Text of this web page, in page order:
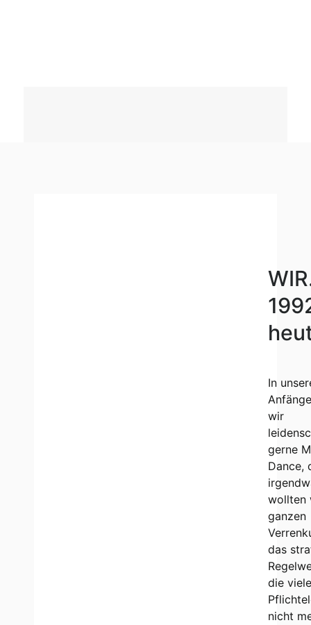
In
wir
gerne
Dance,
wollten
ganzen
das
die
nicht